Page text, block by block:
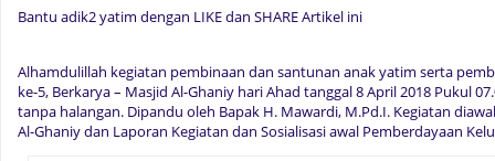
Bantu adik2 yatim dengan LIKE dan SHARE Artikel ini
Alhamdulillah kegiatan pembinaan dan santunan anak yatim serta
ke-5, Berkarya – Masjid Al-Ghaniy hari Ahad tanggal 8 April 2018 Pukul
tanpa halangan. Dipandu oleh Bapak H. Mawardi, M.Pd.I. Kegiatan
Al-Ghaniy dan Laporan Kegiatan dan Sosialisasi awal Pemberdayaan